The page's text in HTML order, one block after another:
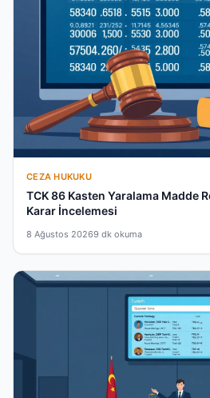
CEZA HUKUKU
TCK 86 Kasten Yaralama Madde
Karar İncelemesi
8 Ağustos 20269 dk okuma